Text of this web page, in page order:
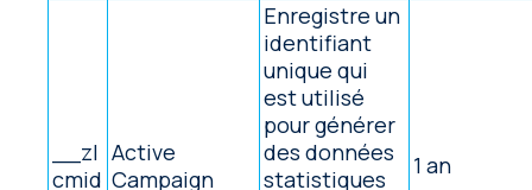
__zl
cmid
Active
Campaign
Enregistre un
identifiant
unique qui
est utilisé
pour générer
des données
statistiques
1 an